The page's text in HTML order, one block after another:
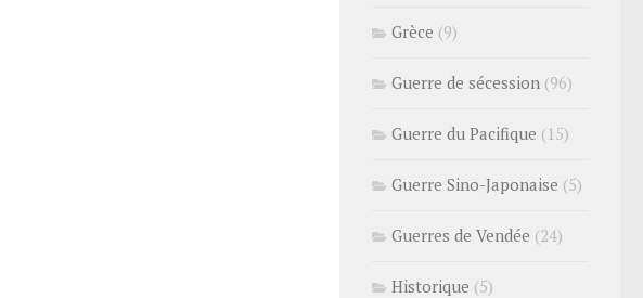
Grèce (9)
Guerre de sécession (96)
Guerre du Pacifique (15)
Guerre Sino-Japonaise (5)
Guerres de Vendée (24)
Historique (5)